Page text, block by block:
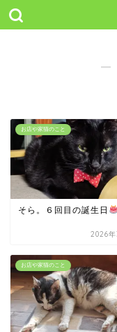
―
お店や家猫のこと
そら。６回目の誕生日
2026年
お店や家猫のこと